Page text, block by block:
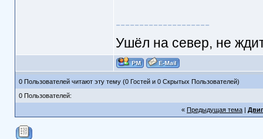
--------------------
Ушёл на север, не
0 Пользователей читают эту тему (0 Гостей и 0 Скрытых Пользователей)
0 Пользователей:
« Предыдущая тема |